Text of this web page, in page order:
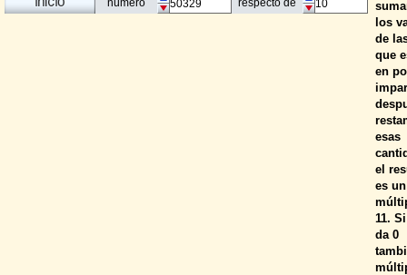
respecto de
número
los
de
que
en
esas
el
es un
11.
da 0